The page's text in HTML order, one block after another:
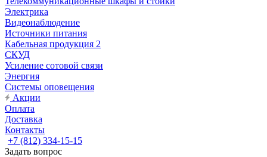
Электрика
Видеонаблюдение
Источники питания
Кабельная продукция 2
СКУД
Усиление сотовой связи
Энергия
Системы оповещения
Акции
Оплата
Доставка
Контакты
+7 (812) 334-15-15
Задать вопрос